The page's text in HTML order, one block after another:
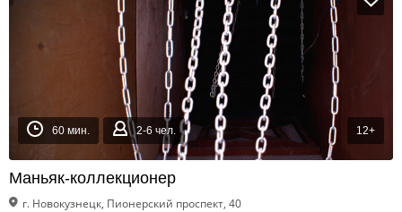
60 мин. 2-6 чел. 12+
Маньяк-коллекционер
г. Новокузнецк, Пионерский проспект, 40